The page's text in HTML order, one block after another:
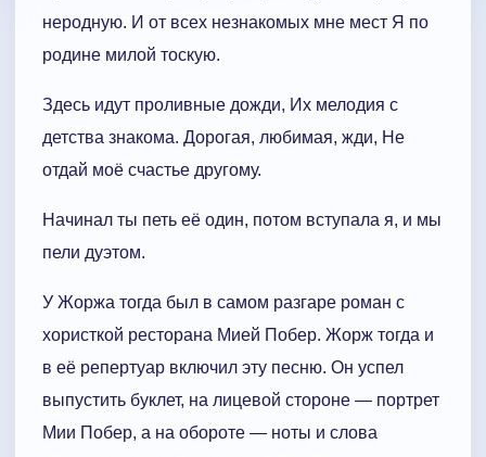
неродную. И от всех незнакомых мне мест Я по
родине милой тоскую.
Здесь идут проливные дожди, Их мелодия с
детства знакома. Дорогая, любимая, жди, Не
отдай моё счастье другому.
Начинал ты петь её один, потом вступала я, и мы
пели дуэтом.
У Жоржа тогда был в самом разгаре роман с
хористкой ресторана Мией Побер. Жорж тогда и
в её репертуар включил эту песню. Он успел
выпустить буклет, на лицевой стороне — портрет
Мии Побер, а на обороте — ноты и слова